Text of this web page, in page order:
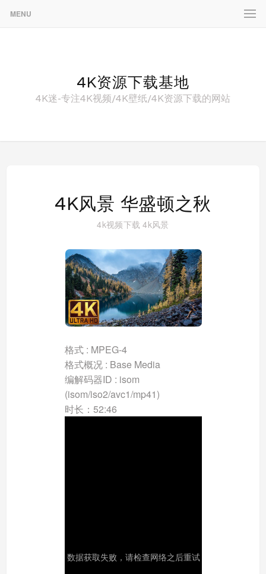
MENU
4K资源下载基地
4K迷-专注4K视频/4K壁纸/4K资源下载的网站
4K风景 华盛顿之秋
4k视频下载 4k风景
格式 : MPEG-4
格式概况 : Base Media
编解码器ID : isom
(isom/iso2/avc1/mp41)
时长：52:46